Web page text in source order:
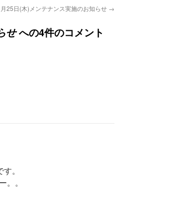
25日(木)メンテナンス実施のお知らせ →
せへの4件のコメント
。
。。